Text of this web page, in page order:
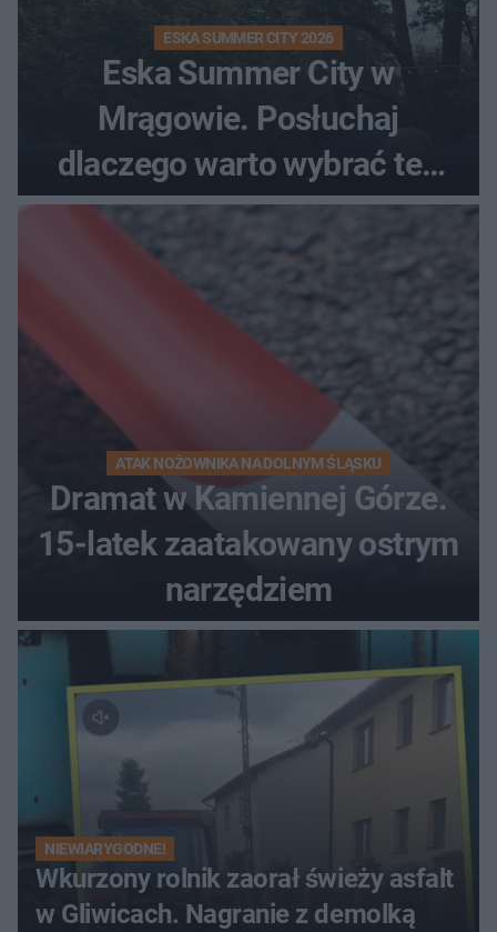
ESKA SUMMER CITY 2026
Eska Summer City w
Mrągowie. Posłuchaj
dlaczego warto wybrać ten
kierunek na urlop!
ATAK NOŻOWNIKA NA DOLNYM ŚLĄSKU
Dramat w Kamiennej Górze.
15-latek zaatakowany ostrym
narzędziem
NIEWIARYGODNE!
Wkurzony rolnik zaorał świeży asfalt
w Gliwicach. Nagranie z demolką